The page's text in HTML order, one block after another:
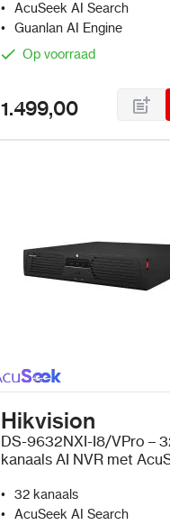
AcuSeek AI Search
Guanlan AI Engine
Op voorraad
1.499,00
Hikvision
DS-9632NXI-I8/VPro –
kanaals AI NVR met
32 kanaals
AcuSeek AI Search